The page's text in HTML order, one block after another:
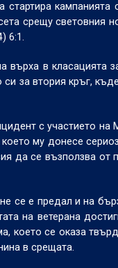
срещу световния
6:1.
върха в
си за втория кръг,
с участието
му донесе
да се възползва от
се е предал и на
на ветерана
което се оказа
в срещата.